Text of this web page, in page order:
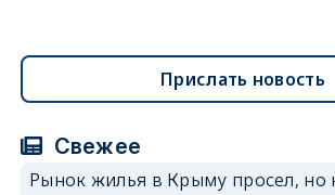
Прислать новость
Свежее
Рынок жилья в Крыму просел, но